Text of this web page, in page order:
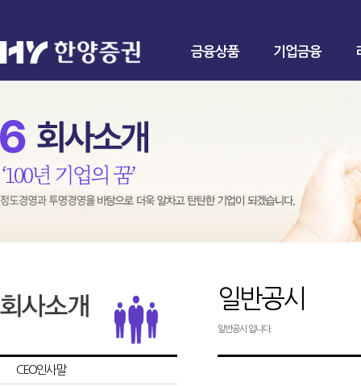
금융상품 기업금융
CEO인사말
일반공시
일반공시 입니다.